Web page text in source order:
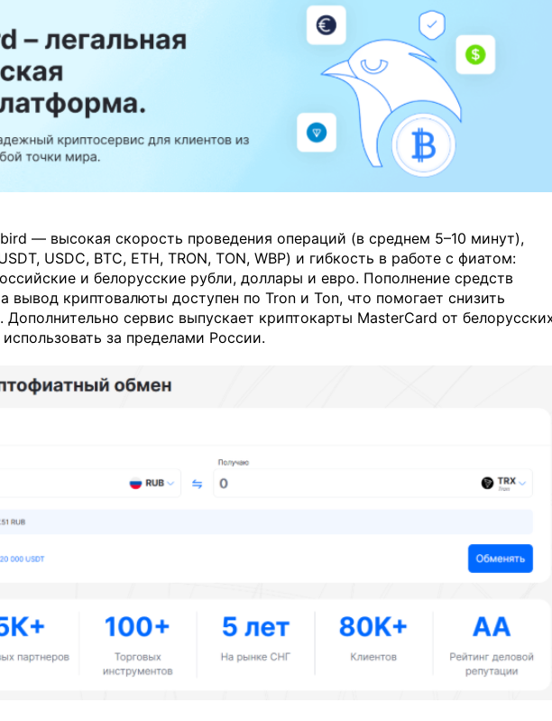
— высокая скорость проведения операций (в среднем 5–10 минут),
USDC, BTC, ETH, TRON, TON, WBP) и гибкость в работе с фиатом:
и белорусские рубли, доллары и евро. Пополнение средств
вывод криптовалюты доступен по Tron и Ton, что помогает снизить
сервис выпускает криптокарты MasterCard от
за пределами России.